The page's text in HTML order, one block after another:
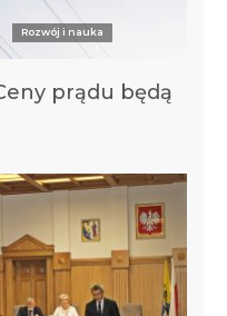
Rozwój i nauka
prądu będą